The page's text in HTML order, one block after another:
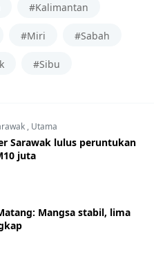
#Kalimantan
#Miri #Sabah
#Sibu
, Utama
Sarawak lulus peruntukan
juta
Mangsa stabil, lima